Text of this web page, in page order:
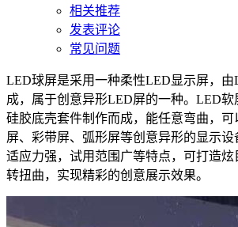
相关推荐
发表评论
常见问题
LED球屏是采用一种柔性LED显示屏，由
成，属于创意异形LED屏的一种。LED软
硅胶底壳套件制作而成，能任意弯曲，可
屏、彩带屏、弧形屏等创意异形的显示
适应力强，试用范围广等特点，可打造炫
转扭曲，实现精彩的创意展示效果。